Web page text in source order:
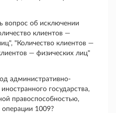
вопрос об исключении
клиентов —
"Количество клиентов —
— физических лиц"
административно-
государства,
правоспособностью,
1009?